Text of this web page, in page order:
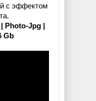
с эффектом
| Photo-Jpg |
Gb